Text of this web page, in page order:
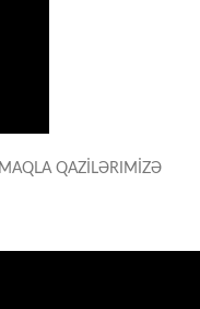
QAZİLƏRIMİZƏ